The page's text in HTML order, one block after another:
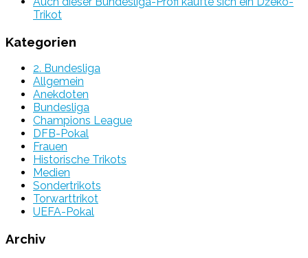
Trikot
Kategorien
2. Bundesliga
Allgemein
Anekdoten
Bundesliga
Champions League
DFB-Pokal
Frauen
Historische Trikots
Medien
Sondertrikots
Torwarttrikot
UEFA-Pokal
Archiv